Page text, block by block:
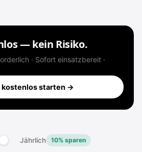
— kein Risiko.
· Sofort einsatzbereit ·
starten →
Jährlich 10% sparen